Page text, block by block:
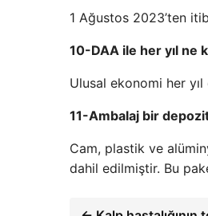
1 Ağustos 2023’ten
10-DAA ile her yıl ne
Ulusal ekonomi her
11-Ambalaj bir
Cam, plastik ve
dahil edilmiştir. Bu